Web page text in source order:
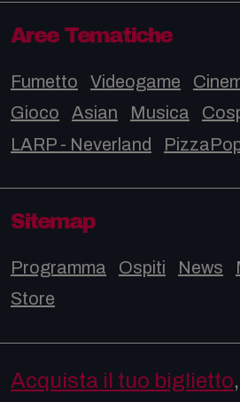
Aree Tematiche
Fumetto Videogame
Gioco
Asian Musica
LARP - Neverland
Sitemap
Programma Ospiti News
Store
Acquista il tuo biglietto,